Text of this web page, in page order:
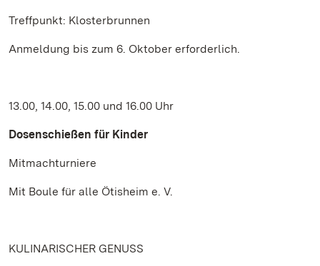
Treffpunkt: Klosterbrunnen
Anmeldung bis zum 6. Oktober erforderlich.
13.00, 14.00, 15.00 und 16.00 Uhr
Dosenschießen für Kinder
Mitmachturniere
Mit Boule für alle Ötisheim e. V.
KULINARISCHER GENUSS